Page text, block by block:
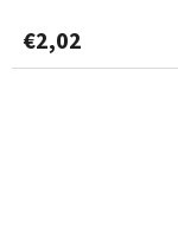
€2,02